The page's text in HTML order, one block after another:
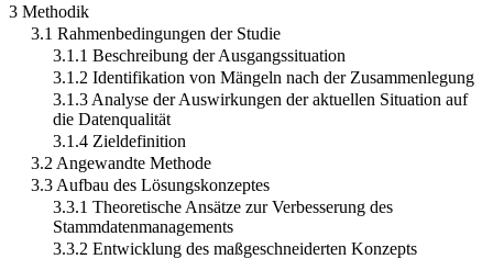
3 Methodik
3.1 Rahmenbedingungen der Studie
3.1.1 Beschreibung der Ausgangssituation
3.1.2 Identifikation von Mängeln nach der Zusammenlegung
3.1.3 Analyse der Auswirkungen der aktuellen Situation auf
die Datenqualität
3.1.4 Zieldefinition
3.2 Angewandte Methode
3.3 Aufbau des Lösungskonzeptes
3.3.1 Theoretische Ansätze zur Verbesserung des
Stammdatenmanagements
3.3.2 Entwicklung des maßgeschneiderten Konzepts